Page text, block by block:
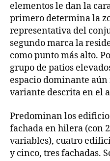
elementos le dan la
primero determina la
representativa del
segundo marca la
como punto más alto.
grupo de patios
espacio dominante
variante descrita en el
Predominan los
fachada en hilera (con
variables), cuatro
y cinco, tres fachadas.